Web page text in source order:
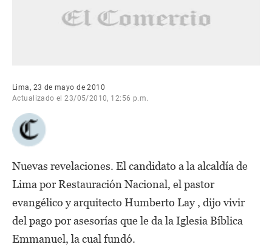
Lima, 23 de mayo de 2010
Actualizado el 23/05/2010, 12:56 p.m.
Nuevas revelaciones. El candidato a la alcaldía de
Lima por Restauración Nacional, el pastor
evangélico y arquitecto Humberto Lay , dijo vivir
del pago por asesorías que le da la Iglesia Bíblica
Emmanuel, la cual fundó.